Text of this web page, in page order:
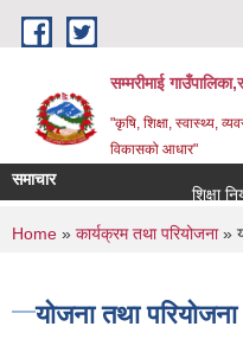
Skip to main content
सम्मरीमाई
"कृषि, शिक्षा, स्वास्थ्य,
विकासको आधार"
समाचार
शिक्षा
You are here
Home » कार्यक्रम तथा परियोजना»
योजना तथा परियोजना